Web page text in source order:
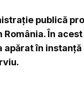
publică
În
în